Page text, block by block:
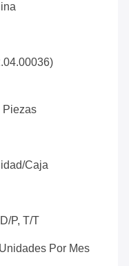
Piezas
caja
P, T/T
Por Mes